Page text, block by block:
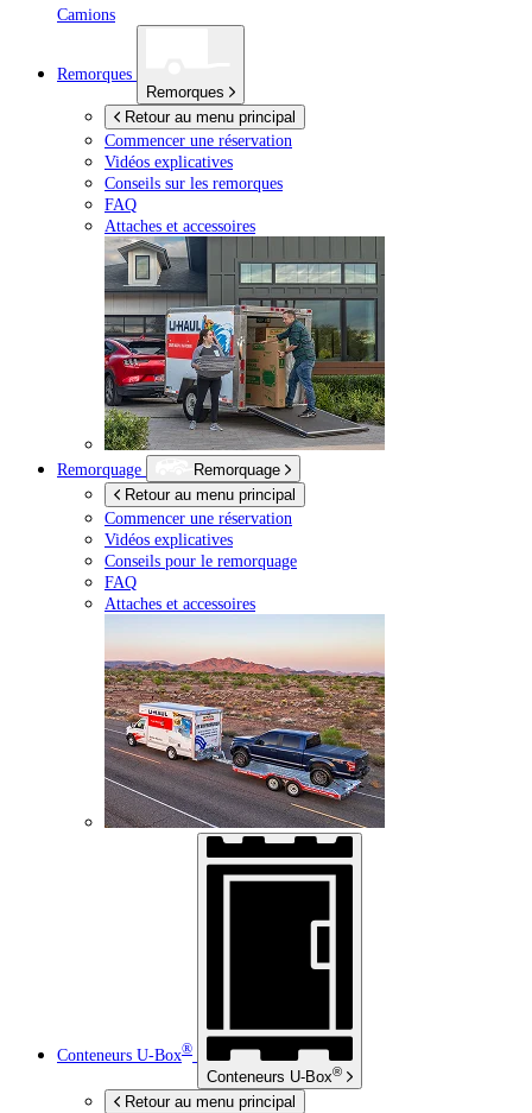
Camions
Remorques
Remorques
Retour au menu principal
Commencer une réservation
Vidéos explicatives
Conseils sur les remorques
FAQ
Attaches et accessoires
Remorquage
Remorquage
Retour au menu principal
Commencer une réservation
Vidéos explicatives
Conseils pour le remorquage
FAQ
Attaches et accessoires
Conteneurs U-Box®
Conteneurs U-Box®
Retour au menu principal